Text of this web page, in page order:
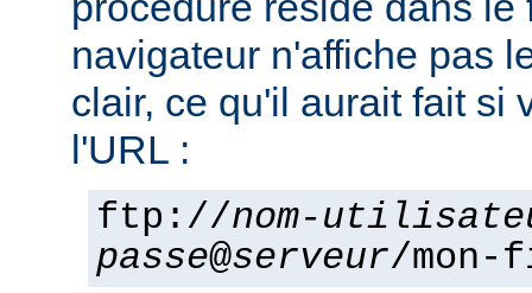
navigateur n'affiche pas
clair, ce qu'il aurait fait si
l'URL :
ftp://nom-
passe@serveur/